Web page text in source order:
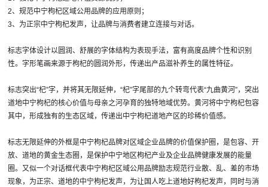
2、规范中宁枸杞区域公用品牌的应用原则；
3、为正宗中宁枸杞发声，让品牌与消费者建立连接与对话。
标志字体设计以圆润、舒展的字体结构为表现手法，富有高度品牌个性和识别
性。字形笔画来源于枸杞的圆润外形，传递出产品滋补养生的属性特征。
标志突出“杞”字，并将其无限延伸，“杞”字尾部的九个转弯代表“九曲黄河”，突出
道地中宁枸杞的核心价值与母亲之河孕育的独特地域优势。黄河将中宁枸杞包容
其中，形成独有的生态区域，传递出中宁枸杞道地产区的珍稀价值感。
标志无限延伸的外框是中宁枸杞品牌对区域企业品牌的价值保护圈，是包容、开
放、道地的黄金生态圈，是保护中宁地区枸杞产业及企业品牌健康发展的能量
圈。又似一个对话框代表中宁枸杞区域公用品牌励志规范行业散、乱、差的市场
现象，为正宗、道地的中宁枸杞发声，为让国人吃上道地好枸杞发声，同时与消